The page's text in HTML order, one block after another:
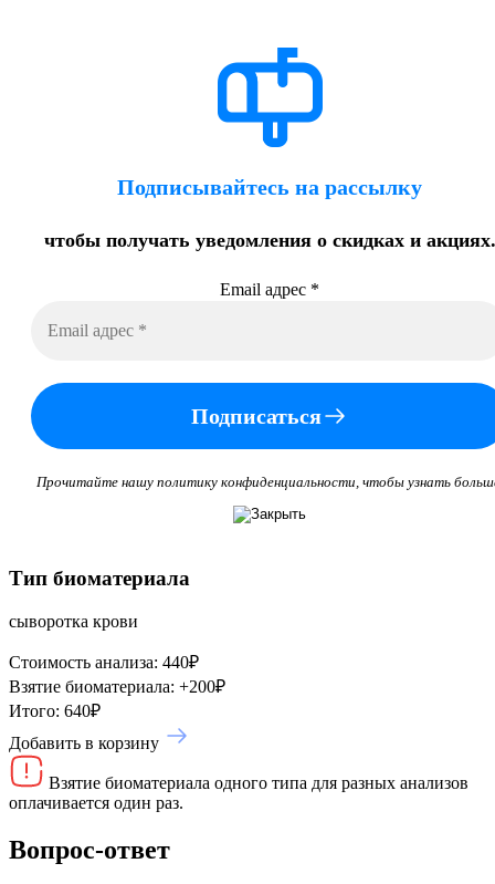
Подписывайтесь на рассылку
чтобы получать уведомления о скидках и акциях.
Email адрес *
Подписаться
Прочитайте нашу политику конфиденциальности, чтобы узнать
Тип биоматериала
сыворотка крови
Стоимость анализа: 440₽
Взятие биоматериала: +200₽
Итого: 640₽
Добавить в корзину
Взятие биоматериала одного типа для разных анализов
оплачивается один раз.
Вопрос-ответ